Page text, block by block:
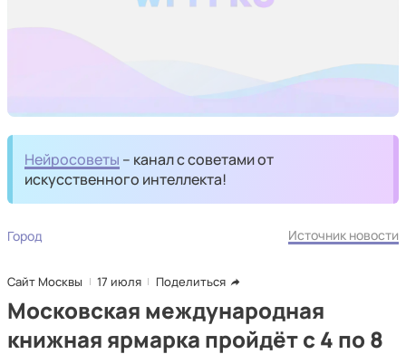
Нейросоветы – канал с советами от
искусственного интеллекта!
Город Источник новости
Сайт Москвы 17 июля Поделиться
Московская международная
книжная ярмарка пройдёт с 4 по 8